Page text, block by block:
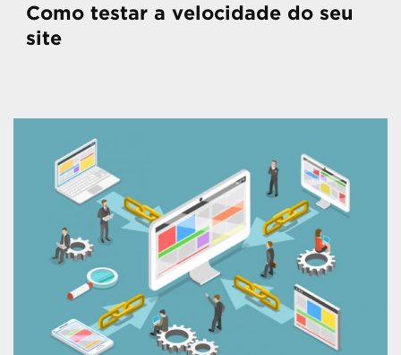
Como testar a velocidade do seu
site